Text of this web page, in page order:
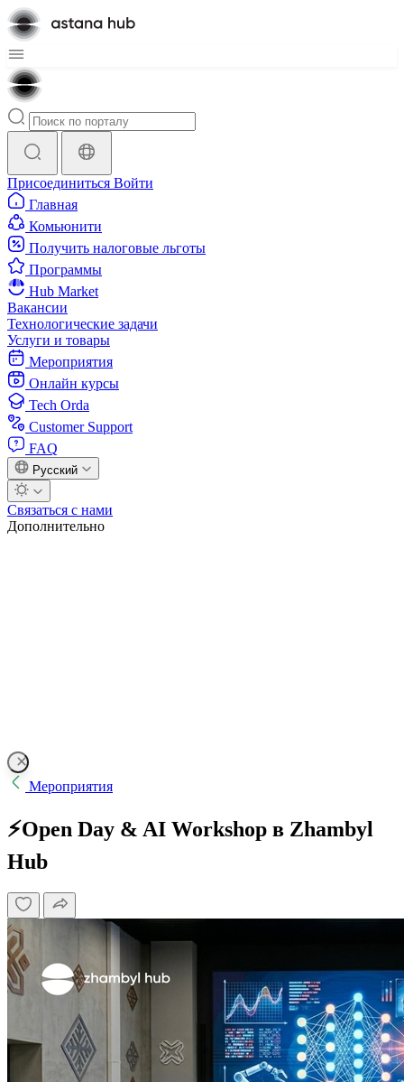
Присоединиться Войти
Главная
Комьюнити
Получить налоговые льготы
Программы
Hub Market
Вакансии
Технологические задачи
Услуги и товары
Мероприятия
Онлайн курсы
Tech Orda
Customer Support
FAQ
Русский
Связаться с нами
Дополнительно
Мероприятия
⚡️Open Day & AI Workshop в Zhambyl
Hub